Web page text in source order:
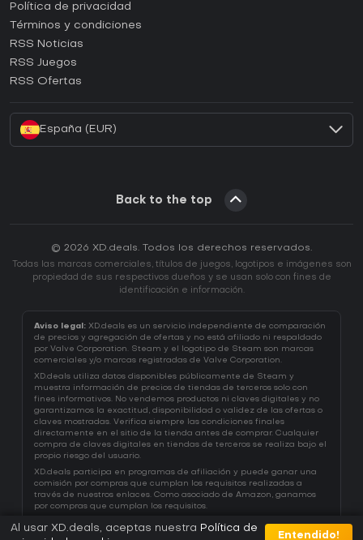
¿Cómo activar una CD Key de Epic Games?
¿Cómo activar una CD Key de GOG?
¿Cómo activar una CD Key de Ubisoft Connect?
Política de privacidad
Términos y condiciones
RSS Noticias
RSS Juegos
RSS Ofertas
España (EUR)
Back to the top
© 2026 XD.deals. Todos los derechos reservados.
Todas las marcas comerciales, títulos de juegos, logotipos e imágenes son
propiedad de sus respectivos dueños y se usan solo con fines de
identificación e información.
Aviso legal: XD.deals es un servicio independiente de comparación
de precios y agregación de ofertas y no está afiliado ni respaldado
por Valve Corporation. Steam y el logotipo de Steam son marcas
comerciales y/o marcas registradas de Valve Corporation.
XD.deals utiliza datos disponibles públicamente de Steam y
muestra información de precios de tiendas de terceros solo con
fines informativos. No vendemos productos ni claves digitales y no
garantizamos la exactitud, disponibilidad o validez de las ofertas o
claves mostradas. Verifica siempre las condiciones finales
directamente en el sitio de la tienda antes de comprar. Cualquier
compra de claves digitales en tiendas de terceros se realiza bajo el
propio riesgo del usuario.
XD.deals participa en programas de afiliación y puede ganar una
comisión por compras que cumplan los requisitos realizadas a
través de nuestros enlaces. Como asociado de Amazon, ganamos
por compras que cumplan los requisitos.
Al usar XD.deals, aceptas nuestra Política de
Entendido!